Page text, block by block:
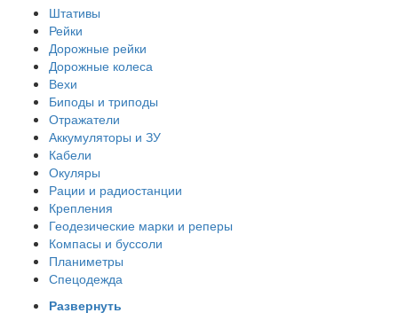
Штативы
Рейки
Дорожные рейки
Дорожные колеса
Вехи
Биподы и триподы
Отражатели
Аккумуляторы и ЗУ
Кабели
Окуляры
Рации и радиостанции
Крепления
Геодезические марки и реперы
Компасы и буссоли
Планиметры
Спецодежда
Развернуть